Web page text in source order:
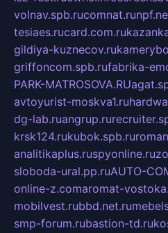
volnav.spb.rucomnat.ru
tesiaes.rucard.com.ru
gildiya-kuznecov.ru
griffoncom.spb.rufabrika-
PARK-MATROSOVA.RU
avtoyurist-moskva1.ru
dg-lab.ruangrup.ru
krsk124.rukubok.spb.ru
analitikaplus.ruspyonline.ru
sloboda-ural.pp.ruAUTO-
online-z.comaromat-
mobilvest.rubbd.net.ru
smp-forum.rubastion-td.ru